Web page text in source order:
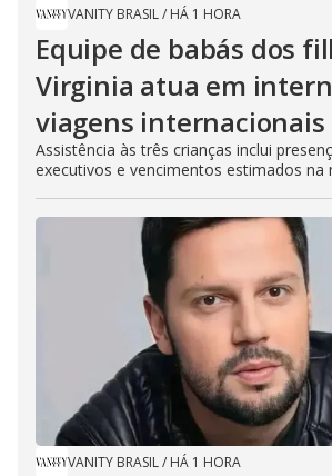
VANITY BRASIL/ HÁ 1 HORA
Equipe de babás dos
Virginia atua em
viagens internacionais
Assistência às três crianças inclui
executivos e vencimentos estimados na
VANITY BRASIL/ HÁ 1 HORA